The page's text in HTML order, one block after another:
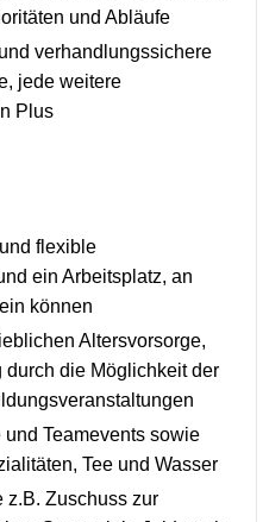
und Abläufe
verhandlungssichere
jede weitere
Plus
flexible
ein Arbeitsplatz, an
können
Altersvorsorge,
die Möglichkeit der
Teamevents sowie
Tee und Wasser
z.B. Zuschuss zur